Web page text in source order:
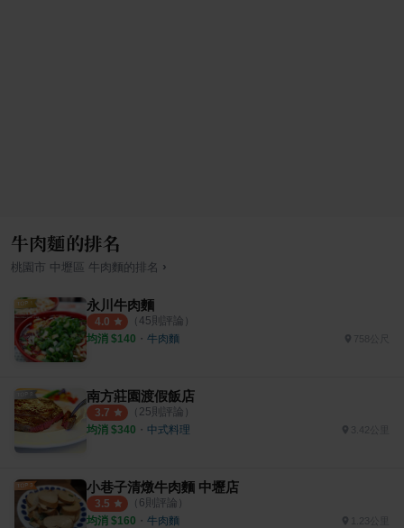
牛肉麵的排名
桃園市 中壢區 牛肉麵的排名 ›
永川牛肉麵
4.0 （ 45則評論）
均消 $140 ・ 牛肉麵 758公尺
南方莊園渡假飯店
3.7 （ 25則評論）
均消 $340 ・ 中式料理 3.42公里
小巷子清燉牛肉麵 中壢店
3.5 （ 6則評論）
均消 $160 ・ 牛肉麵